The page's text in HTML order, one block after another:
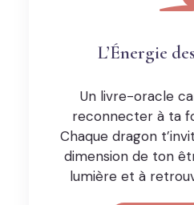
L’Énergie
Un livre-oracle
reconnecter à ta
Chaque dragon
dimension de ton
lumière et à